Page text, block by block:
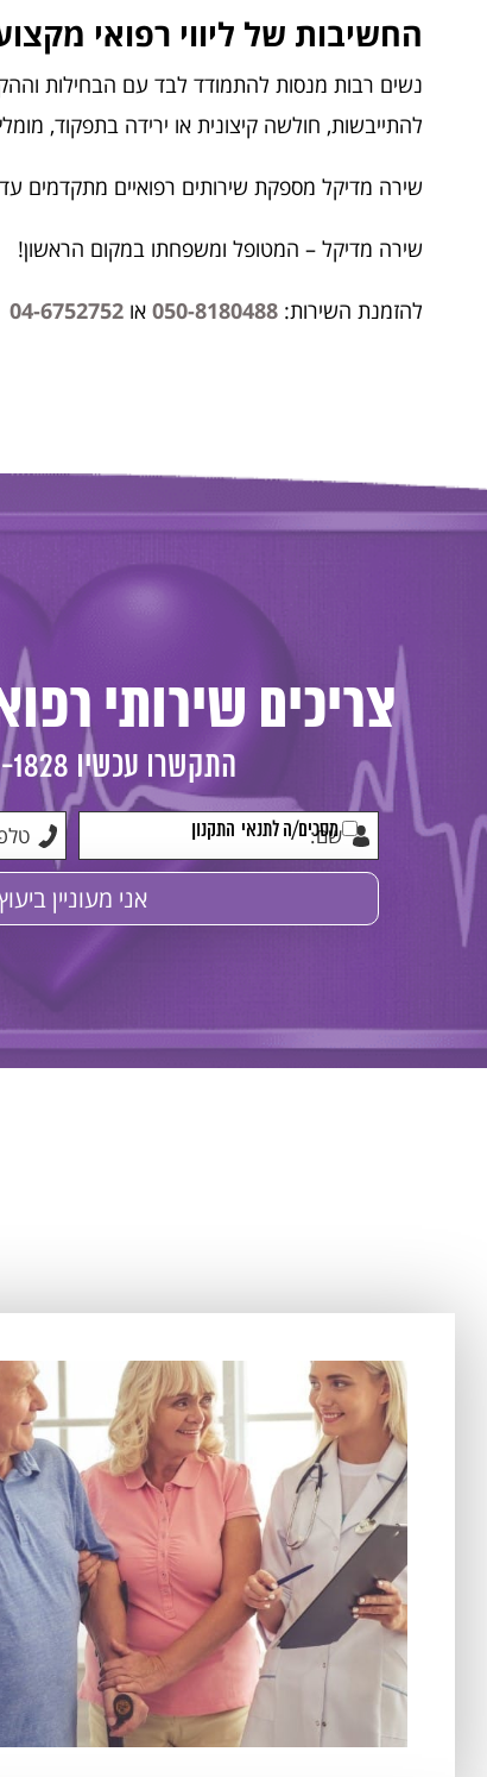
החשיבות של ליווי רפואי
נשים רבות מנסות להתמודד לבד עם הבחילות
להתייבשות, חולשה קיצונית או ירידה בתפקוד,
שירה מדיקל מספקת שירותים רפואיים מתקדמים עד
שירה מדיקל – המטופל ומשפחתו במקום הראשון!
להזמנת השירות: 050-8180488או 04-6752752
צריכים שירותי
התקשרו עכשיו 1828
מסכים/ה לתנאי התקנון